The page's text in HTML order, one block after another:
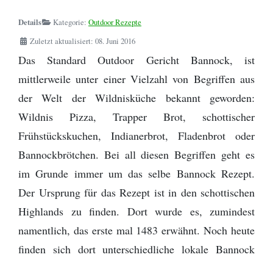
Details Kategorie: Outdoor Rezepte
Zuletzt aktualisiert: 08. Juni 2016
Das Standard Outdoor Gericht Bannock, ist
mittlerweile unter einer Vielzahl von Begriffen aus
der Welt der Wildnisküche bekannt geworden:
Wildnis Pizza, Trapper Brot, schottischer
Frühstückskuchen, Indianerbrot, Fladenbrot oder
Bannockbrötchen. Bei all diesen Begriffen geht es
im Grunde immer um das selbe Bannock Rezept.
Der Ursprung für das Rezept ist in den schottischen
Highlands zu finden. Dort wurde es, zumindest
namentlich, das erste mal 1483 erwähnt. Noch heute
finden sich dort unterschiedliche lokale Bannock
Provinz Gästrikland
Provinz Dalarna
Provinz Västmanland
Provinz Närke
Provinz Uppland
Provinz Dalsland
Baden-Württemberg
Bayern
Kanutour Sitter | Wittenbach bis
Sitterdorf
Kanutour Ticino | Cresciano bis Arbedo
Kanutour Thur | Gütighausen bis
Rüdlingen / Rhein
Gebenstorf
Kanutour Bodensee Südufer
Wanderwege
Outdoor Basiswissen - Lagerfeuer -
Birkenrinde
Fotografieren und Filmen auf Kanutouren
Schwitzhütte - Outdoor Sauna - Wie
werde ich reich, schön und gesund?
Wie sind denn die Schweden so?
Outdoor Küche / Wildnisküchen
Helfer
Omnia Camping Backofen
Grillen mit Fischbräter
Wildwasser paddeln vs. Kanuwandern - Eine
Erklärung
Informationen Schlittenhunde
Packrafting
Zwiebel- Schichtenprinzip. Wer es anders
Camping Stuhl
Tarp - Aufbauanleitung
Erste Hilfe Set / Medipack
Outdoor- Hose / Trekkinghose
Rucksack - Kanutour und Trekking
Ausrüstungslisten Download
Schuhe / Stiefel
Flying C von Mepps - Der beste
Angelköder zum Spinnfischen
Angelausrüstung